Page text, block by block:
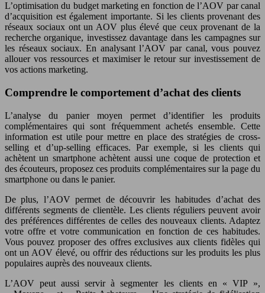
L’optimisation du budget marketing en fonction de l’AOV par canal
d’acquisition est également importante. Si les clients provenant des
réseaux sociaux ont un AOV plus élevé que ceux provenant de la
recherche organique, investissez davantage dans les campagnes sur
les réseaux sociaux. En analysant l’AOV par canal, vous pouvez
allouer vos ressources et maximiser le retour sur investissement de
vos actions marketing.
Comprendre le comportement d’achat des clients
L’analyse du panier moyen permet d’identifier les produits
complémentaires qui sont fréquemment achetés ensemble. Cette
information est utile pour mettre en place des stratégies de cross-
selling et d’up-selling efficaces. Par exemple, si les clients qui
achètent un smartphone achètent aussi une coque de protection et
des écouteurs, proposez ces produits complémentaires sur la page du
smartphone ou dans le panier.
De plus, l’AOV permet de découvrir les habitudes d’achat des
différents segments de clientèle. Les clients réguliers peuvent avoir
des préférences différentes de celles des nouveaux clients. Adaptez
votre offre et votre communication en fonction de ces habitudes.
Vous pouvez proposer des offres exclusives aux clients fidèles qui
ont un AOV élevé, ou offrir des réductions sur les produits les plus
populaires auprès des nouveaux clients.
L’AOV peut aussi servir à segmenter les clients en « VIP »,